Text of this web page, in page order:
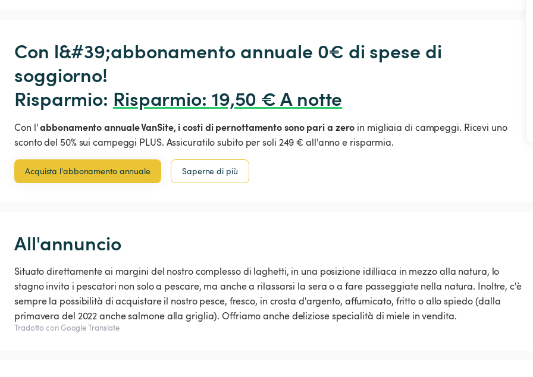
Con l&#39;abbonamento annuale 0€ di spese di
soggiorno!
Risparmio: Risparmio: 19,50 € A notte
Con l'abbonamento annuale VanSite, i costi di pernottamento sono pari a zero in migliaia di campeggi. Ricevi uno
sconto del 50% sui campeggi PLUS. Assicuratilo subito per soli 249 € all'anno e risparmia.
Acquista l'abbonamento annuale Saperne di più
All'annuncio
Situato direttamente ai margini del nostro complesso di laghetti, in una posizione idilliaca in mezzo alla natura, lo
stagno invita i pescatori non solo a pescare, ma anche a rilassarsi la sera o a fare passeggiate nella natura. Inoltre, c'è
sempre la possibilità di acquistare il nostro pesce, fresco, in crosta d'argento, affumicato, fritto o allo spiedo (dalla
primavera del 2022 anche salmone alla griglia). Offriamo anche deliziose specialità di miele in vendita.
Tradotto con Google Translate